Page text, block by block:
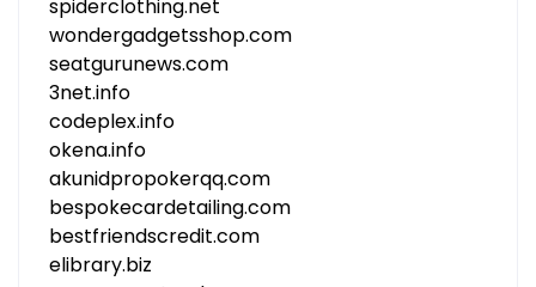
spiderclothing.net
wondergadgetsshop.com
seatgurunews.com
3net.info
codeplex.info
okena.info
akunidpropokerqq.com
bespokecardetailing.com
bestfriendscredit.com
elibrary.biz